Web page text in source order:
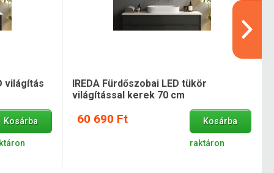
világítás
Kosárba
IREDA Fürdőszobai LED tükör
világítással kerek 70 cm
60 690 Ft Kosárba
raktáron